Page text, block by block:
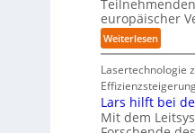
s
i
e
r
u
n
g
s
I
n
d
s
t
r
i
I
n
d
u
t
r
i
a
u
t
o
m
a
t
i
o
n
europäischer
Weiterlesen:
S
t
u
d
i
e
Lasertechnologie
Lars hilft bei
Mit dem